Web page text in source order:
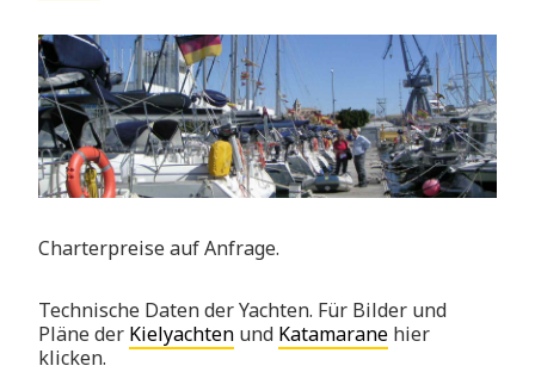
Charterpreise auf Anfrage.
Technische Daten der Yachten. Für Bilder und
Pläne der Kielyachten und Katamarane hier
klicken.